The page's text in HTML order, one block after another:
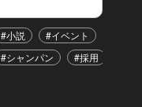
#小説 #イベント
#シャンパン #採用